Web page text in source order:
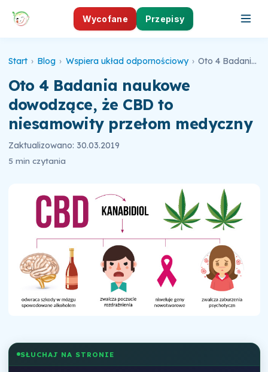
Wycofane Przepisy
Start › Blog › Wspiera układ odpornościowy › Oto 4 Badania naukowe dowodzące, że CBD to niesamowity przełom medyczny
Oto 4 Badania naukowe
dowodzące, że CBD to
niesamowity przełom medyczny
Zaktualizowano: 30.03.2019
5 min czytania
SŁUCHAJ NA STRONIE